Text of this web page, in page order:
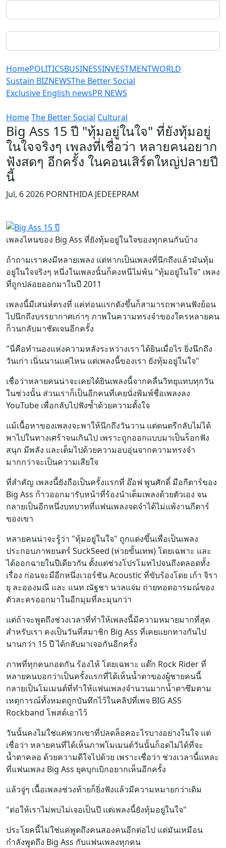
HomePOLITICSBUSINESSINVESTMENTWORLD
Sustain BIZNEWSThe Better Social
Exclusive English newsPR NEWS
HomeThe Better Social Cultural
Big Ass 15 ปี "ทุ้มอยู่ในใจ" ที่ยังทุ้มอยู่
ในใจจริงๆ เพลงที่เชื่อว่า หลายคนอยาก
ฟังสดๆ อีกครั้ง ในคอนเสิร์ตใหญ่ปลายปี
นี้
Jul, 6 2026 PORNTHIDA JEDEEPRAM
เพลงไหนของ Big Ass ที่ยังทุ้มอยู่ในใจของทุกคนกันบ้าง
ถ้าถามเราคงมีหลายเพลง แต่หากเป็นเพลงที่นึกถึงแล้วมันทุ้ม
อยู่ในใจจริงๆ หนึ่งในเพลงนั้นก็คงหนีไม่พ้น "ทุ้มอยู่ในใจ" เพลง
ที่ถูกปล่อยออกมาในปี 2011
เพลงนี้มีเสน่ห์ตรงที่ แค่ท่อนแรกดังขึ้นก็สามารถพาคนฟังย้อน
ไปนึกถึงบรรยากาศเก่าๆ ภาพในความทรงจำของใครหลายคน
ก็วนกลับมาชัดเจนอีกครั้ง
"นี่คือทำนองแห่งความหลังระหว่างเรา ได้ยินเมื่อไร ยิ่งนึกถึง
วันเก่า เนิ่นนานแค่ไหน แต่เพลงนี้ของเรา ยังทุ้มอยู่ในใจ"
เชื่อว่าหลายคนน่าจะเคยได้ยินเพลงนี้จากคลื่นวิทยุแทบทุกวัน
ในช่วงนั้น ส่วนเราก็เป็นอีกคนที่เคยนั่งพิมพ์ชื่อเพลงลง
YouTube เพื่อกลับไปฟังซ้ำด้วยความตั้งใจ
แม้เนื้อหาของเพลงจะพาให้นึกถึงวันวาน แต่ดนตรีกลับไม่ได้
พาไปในทางเศร้าจนเกินไป เพราะถูกออกแบบมาเป็นร็อกฟัง
สนุก มีพลัง และเต็มไปด้วยความอบอุ่นจากความทรงจำ
มากกว่าจะเป็นความเสียใจ
ที่สำคัญ เพลงนี้ยังถือเป็นครั้งแรกที่ อ๊อฟ พูนศักดิ์ มือกีตาร์ของ
Big Ass ก้าวออกมารับหน้าที่ร้องนำเต็มเพลงด้วยตัวเอง จน
กลายเป็นอีกหนึ่งบทบาทที่แฟนเพลงจดจำได้ไม่แพ้งานกีตาร์
ของเขา
หลายคนน่าจะรู้ว่า "ทุ้มอยู่ในใจ" ถูกแต่งขึ้นเพื่อเป็นเพลง
ประกอบภาพยนตร์ SuckSeed (ห่วยขั้นเทพ) โดยเฉพาะ และ
ได้ออกฉายในปีเดียวกัน ตั้งแต่ช่วงโปรโมทไปจนถึงตลอดทั้ง
เรื่อง ก่อนจะมีอีกหนึ่งเวอร์ชัน Acoustic ที่ขับร้องโดย เก้า จิรา
ยุ ละอองมณี และ แนท ณัฐชา นวลแจ่ม ถ่ายทอดอารมณ์ของ
ตัวละครออกมาในอีกมุมที่ละมุนกว่า
แต่ถ้าจะพูดถึงช่วงเวลาที่ทำให้เพลงนี้มีความหมายมากที่สุด
สำหรับเรา คงเป็นวันที่สมาชิก Big Ass ที่เคยแยกทางกันไป
นานกว่า 15 ปี ได้กลับมาเจอกันอีกครั้ง
ภาพที่ทุกคนกอดกัน ร้องไห้ โดยเฉพาะ แด๊ก Rock Rider ที่
หลายคนบอกว่าเป็นครั้งแรกที่ได้เห็นน้ำตาของผู้ชายคนนี้
กลายเป็นโมเมนต์ที่ทำให้แฟนเพลงจำนวนมากน้ำตาซึมตาม
เหตุการณ์ทั้งหมดถูกบันทึกไว้ในคลิปที่เพจ BIG ASS
Rockband โพสต์เอาไว้
วันนั้นคงไม่ใช่แค่พวกเขาที่ปลดล็อคอะไรบางอย่างในใจ แต่
เชื่อว่า หลายคนที่ได้เห็นภาพโมเมนต์วันนั้นก็อดไม่ได้ที่จะ
น้ำตาคลอ ด้วยความดีใจไปด้วย เพราะเชื่อว่า ช่วงเวลานี้แหละ
ที่แฟนเพลง Big Ass ยุคบุกเบิกอยากเห็นอีกครั้ง
แล้วจู่ๆ เนื้อเพลงช่วงท้ายก็ยิ่งฟังแล้วมีความหมายกว่าเดิม
"ต่อให้เราไม่พบไม่เจอเป็นปี แต่เพลงนี้ยังทุ้มอยู่ในใจ"
ประโยคนี้ไม่ใช่แค่พูดถึงคนสองคนอีกต่อไป แต่มันเหมือน
กำลังพูดถึง Big Ass กับแฟนเพลงทุกคน